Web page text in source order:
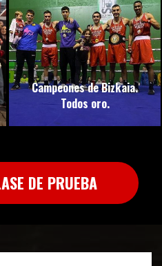
Campeones de Bizkaia.
Todos oro.
DE PRUEBA